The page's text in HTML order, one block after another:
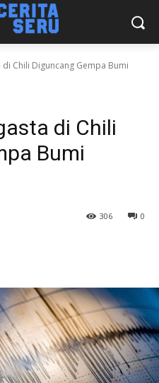
Chili Diguncang Gempa Bumi
di Chili
Bumi
0
306